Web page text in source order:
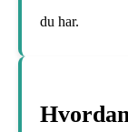
du har.